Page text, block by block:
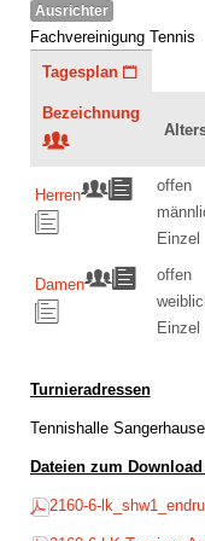
Ausrichter
Fachvereinigung Tennis
Tagesplan
Bezeichnung
Herren
offen
Einzel
Damen
offen
Einzel
Turnieradressen
Tennishalle
Dateien zum
2160-6-